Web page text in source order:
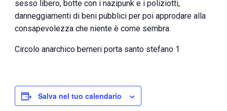
sesso libero, botte con i nazipunk e i poliziotti,
danneggiamenti di beni pubblici per poi approdare alla
consapevolezza che niente è come sembra.
Circolo anarchico berneri porta santo stefano 1
Salva nel tuo calendario